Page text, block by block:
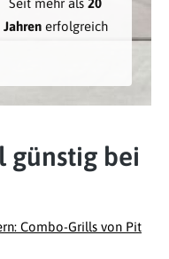
Seit mehr als 20
Jahrenerfolgreich
günstig bei
Combo-Grills von Pit